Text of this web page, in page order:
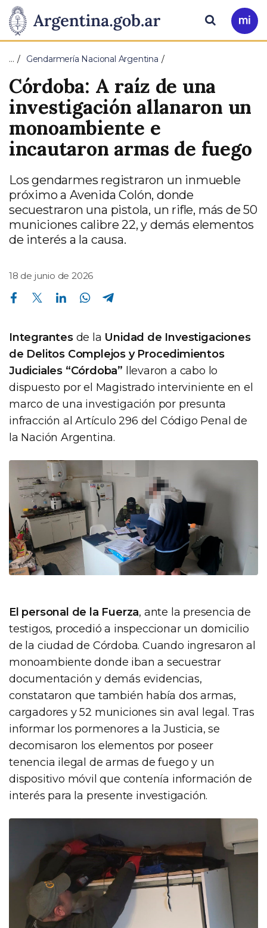
Presidencia
de
la
Nación
Pasar al contenido principal
Ir
a
Buscar
… Gendarmería Nacional Argentina
Córdoba: A raíz de una
investigación allanaron un
monoambiente e
incautaron armas de fuego
Los gendarmes registraron un inmueble
próximo a Avenida Colón, donde
secuestraron una pistola, un rifle, más de 50
municiones calibre 22, y demás elementos
de interés a la causa.
18 de junio de 2026
Compartir en Facebook Compartir en Twitter Compartir en Linkedin Compartir en Whatsapp
Integrantesde la Unidad de Investigaciones
de Delitos Complejos y Procedimientos
Judiciales “Córdoba” llevaron a cabo lo
dispuesto por el Magistrado interviniente en el
marco de una investigación por presunta
infracción al Artículo 296 del Código Penal de
la Nación Argentina.
El personal de la Fuerza, ante la presencia de
testigos, procedió a inspeccionar un domicilio
de la ciudad de Córdoba. Cuando ingresaron al
monoambiente donde iban a secuestrar
documentación y demás evidencias,
constataron que también había dos armas,
cargadores y 52 municiones sin aval legal. Tras
informar los pormenores a la Justicia, se
decomisaron los elementos por poseer
tenencia ilegal de armas de fuego y un
dispositivo móvil que contenía información de
interés para la presente investigación.